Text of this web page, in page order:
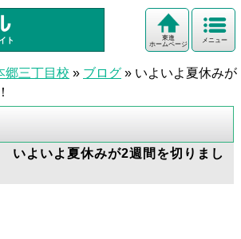
ト メニュー
東進
ホームページ
郷三丁目校 » ブログ » いよいよ夏休みが
よいよ夏休みが2週間を切りまし